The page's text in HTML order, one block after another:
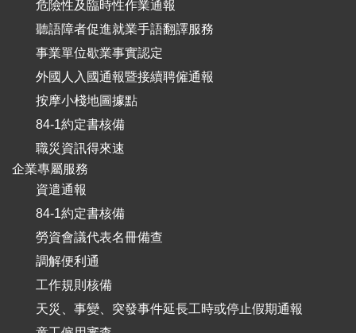
危險性及臨時性作業通報
聽語障者促進就業手語翻譯服務
事業單位歇業事實認定
外國人入國通報暨接續聘僱通報
按摩小棧地圖據點
84-1約定書核備
職災資訊得來速
企業專屬服務
資遣通報
84-1約定書核備
勞資會議代表名冊備查
調解便利通
工作規則核備
天災、事變、突發事件延長工時或停止假期通報